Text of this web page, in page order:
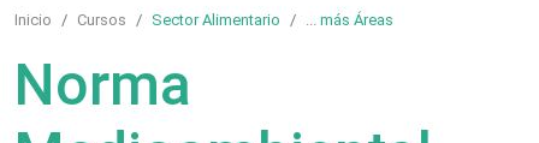
Inicio Cursos Sector Alimentario más Áreas
Norma